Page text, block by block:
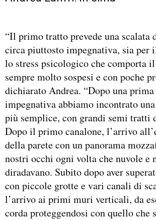
“Il primo tratto prevede una scalata
circa piuttosto impegnativa, sia per
lo stress psicologico che comporta
sempre molto sospesi e con poche
dichiarato Andrea. “Dopo una
impegnativa abbiamo incontrato
più semplice, con grandi semi tratti
Dopo il primo canalone, l’arrivo
della parete con un panorama
nostri occhi ogni volta che nuvole e
diradavano. Subito dopo aver
con piccole grotte e vari canali di
l’arrivo ai primi muri verticali, da
corda proteggendosi con quello che